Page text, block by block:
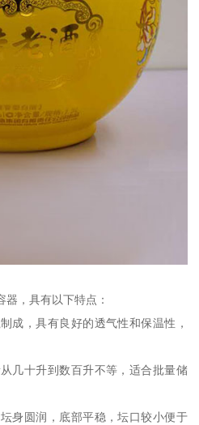
，具有以下特点：
成，具有良好的透气性和保温性，
几十升到数百升不等，适合批量储
身圆润，底部平稳，坛口较小便于